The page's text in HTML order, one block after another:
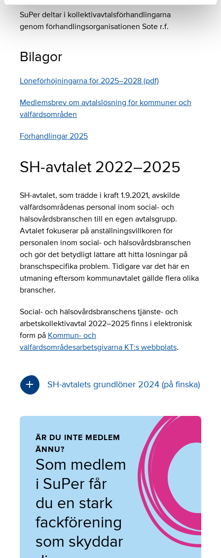
SuPer deltar i kollektivavtalsförhandlingarna
genom förhandlingsorganisationen Sote r.f.
Bilagor
Löneförhöjningarna för 2025–2028 (pdf)
Medlemsbrev om avtalslösning för kommuner och
välfärdsområden
Förhandlingar 2025
SH-avtalet 2022–2025
SH-avtalet, som trädde i kraft 1.9.2021, avskilde
välfärdsområdenas personal inom social- och
hälsovårdsbranschen till en egen avtalsgrupp.
Avtalet fokuserar på anställningsvillkoren för
personalen inom social- och hälsovårdsbranschen
och gör det betydligt lättare att hitta lösningar på
branschspecifika problem. Tidigare var det här en
utmaning eftersom kommunavtalet gällde flera olika
branscher.
Social- och hälsovårdsbranschens tjänste- och
arbetskollektivavtal 2022–2025 finns i elektronisk
form på Kommun- och
välfärdsområdesarbetsgivarna KT:s webbplats.
SH-avtalets grundlöner 2024 (på finska)
ÄR DU INTE MEDLEM
ÄNNU?
Som medlem
i SuPer får
du en stark
fackförening
som skyddar